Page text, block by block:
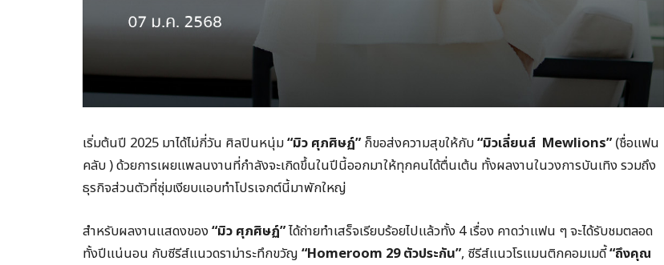
เริ่มต้นปี 2025 มาได้ไม่กี่วัน ศิลปินหนุ่ม“มิว ศุภศิษฏ์” ก็ขอส่งความสุขให้กับ“มิวเลี่ยนส์ Mewlions” (ชื่อแฟน
คลับ ) ด้วยการเผยแพลนงานที่กำลังจะเกิดขึ้นในปีนี้ออกมาให้ทุกคนได้ตื่นเต้น ทั้งผลงานในวงการบันเทิง รวมถึง
ธุรกิจส่วนตัวที่ซุ่มเงียบแอบทำโปรเจกต์นี้มาพักใหญ่
สำหรับผลงานแสดงของ“มิว ศุภศิษฏ์”ได้ถ่ายทำเสร็จเรียบร้อยไปแล้วทั้ง 4 เรื่อง คาดว่าแฟน ๆ จะได้รับชมตลอด
ทั้งปีแน่นอน กับซีรีส์แนวดราม่าระทึกขวัญ “Homeroom 29 ตัวประกัน”, ซีรีส์แนวโรแมนติกคอมเมดี้“ถึงคุณ